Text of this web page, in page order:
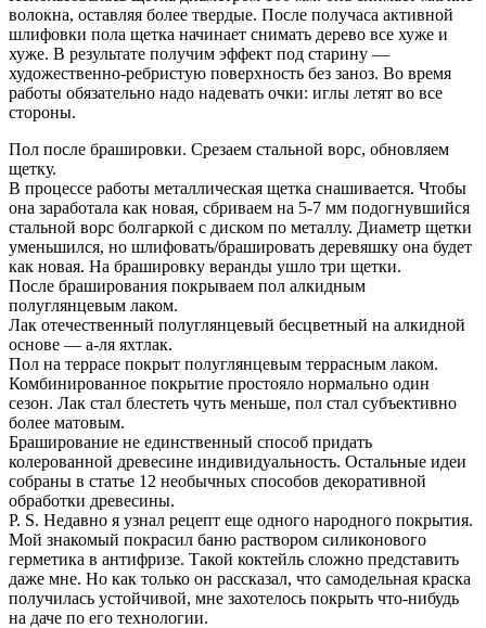
волокна, оставляя более твердые. После получаса активной
шлифовки пола щетка начинает снимать дерево все хуже и
хуже. В результате получим эффект под старину —
художественно-ребристую поверхность без заноз. Во время
работы обязательно надо надевать очки: иглы летят во все
стороны.
Пол после брашировки. Срезаем стальной ворс, обновляем
щетку.
В процессе работы металлическая щетка снашивается. Чтобы
она заработала как новая, сбриваем на 5-7 мм подогнувшийся
стальной ворс болгаркой с диском по металлу. Диаметр щетки
уменьшился, но шлифовать/брашировать деревяшку она будет
как новая. На брашировку веранды ушло три щетки.
После браширования покрываем пол алкидным
полуглянцевым лаком.
Лак отечественный полуглянцевый бесцветный на алкидной
основе — а-ля яхтлак.
Пол на террасе покрыт полуглянцевым террасным лаком.
Комбинированное покрытие простояло нормально один
сезон. Лак стал блестеть чуть меньше, пол стал субъективно
более матовым.
Браширование не единственный способ придать
колерованной древесине индивидуальность. Остальные идеи
собраны в статье 12 необычных способов декоративной
обработки древесины.
P. S. Недавно я узнал рецепт еще одного народного покрытия.
Мой знакомый покрасил баню раствором силиконового
герметика в антифризе. Такой коктейль сложно представить
даже мне. Но как только он рассказал, что самодельная краска
получилась устойчивой, мне захотелось покрыть что-нибудь
на даче по его технологии.